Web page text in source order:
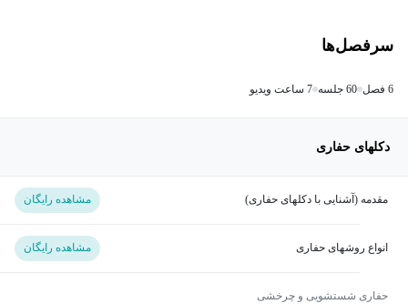
سرفصل‌ها
6 فصل 60 جلسه 7 ساعت ویدیو
دکلهای حفاری
مقدمه (آشنایی با دکلهای حفاری) مشاهده رایگان
انواع روشهای حفاری مشاهده رایگان
حفاری شستشویی و چرخشی